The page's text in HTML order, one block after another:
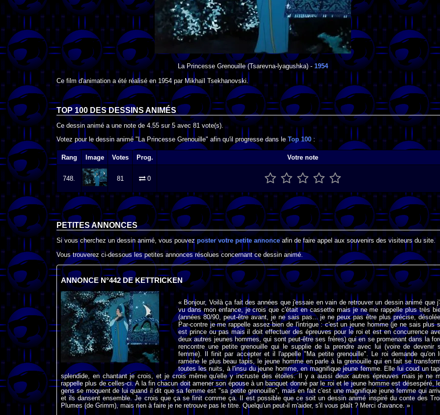
La Princesse Grenouille(Tsarevna-lyagushka) -1954
Ce film d'animation a été réalisé en 1954 par Mikhaïl Tsekhanovski.
TOP 100 DESDESSINS ANIMÉS
Ce dessin animé a une note de4.55 sur5 avec81vote(s).
Votez pour le dessin animé "La Princesse Grenouille" afin qu'il progresse dans leTop 100 :
Rang Image Votes Prog. Votre note
748. 81 0
PETITES ANNONCES
Si vous cherchez un dessin animé, vous pouvez poster votre petite annonceafin de faire appel aux souvenirs des visiteurs du site.
Vous trouverez ci-dessous les petites annonces résolues concernant ce dessin animé.
ANNONCE N°442 DE KETTRICKEN
« Bonjour, Voilà ça fait des années que j'essaie en vain de retrouver un dessin animé que
vu dans mon enfance, je crois que c'était en cassette mais je ne me rappelle plus très
(années 80/90, peut-être avant, je ne sais pas... je ne peux pas être plus précise,
Par-contre je me rappelle assez bien de l'intrigue : c'est un jeune homme (je ne sais plus
est prince ou pas mais il doit effectuer des épreuves pour le roi et est en concurrence
deux autres jeunes hommes, qui sont peut-être ses frères) qui en se promenant dans la
rencontre une petite grenouille qui le supplie de la prendre avec lui (voire de devenir
femme). Il finit par accepter et il l'appelle "Ma petite grenouille". Le roi demande qu'on
ramène le plus beau tapis, le jeune homme en parle à la grenouille qui en fait se
toutes les nuits, à l'insu du jeune homme, en magnifique jeune femme. Elle lui coud un
splendide, en chantant je crois, et je crois même qu'elle y incruste des étoiles. Il y a aussi deux autres épreuves mais je ne
rappelle plus de celles-ci. A la fin chacun doit amener son épouse à un banquet donné par le roi et le jeune homme est désespéré,
gens se moquent de lui quand il dit que sa femme est "sa petite grenouille", mais en fait c'est une magnifique jeune femme qui
et ils dansent ensemble. Je crois que ça se finit comme ça. Il est possible que ce soit un dessin animé inspiré du conte des
Plumes (de Grimm), mais rien à faire je ne retrouve pas le titre. Quelqu'un peut-il m'aider, s'il vous plaît ? Merci d'avance. »